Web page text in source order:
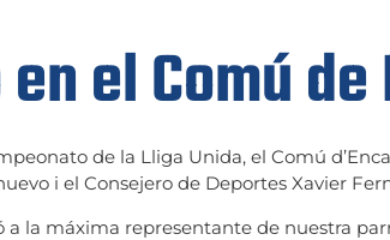
el Comú de
de la Lliga Unida, el Comú
i el Consejero de Deportes Xavier
la máxima representante de nuestra